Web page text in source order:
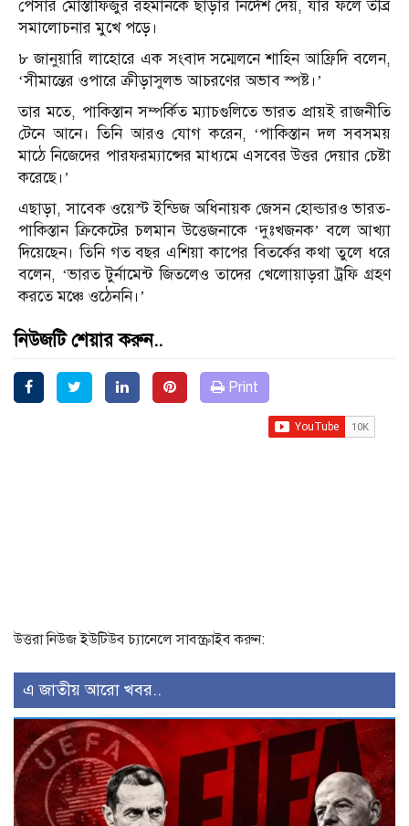
পেসার মোস্তাফিজুর রহমানকে ছাড়ার নির্দেশ দেয়, যার ফলে তীব্র
সমালোচনার মুখে পড়ে।
৮ জানুয়ারি লাহোরে এক সংবাদ সম্মেলনে শাহিন আফ্রিদি বলেন,
‘সীমান্তের ওপারে ক্রীড়াসুলভ আচরণের অভাব স্পষ্ট।’
তার মতে, পাকিস্তান সম্পর্কিত ম্যাচগুলিতে ভারত প্রায়ই রাজনীতি
টেনে আনে। তিনি আরও যোগ করেন, ‘পাকিস্তান দল সবসময়
মাঠে নিজেদের পারফরম্যান্সের মাধ্যমে এসবের উত্তর দেয়ার চেষ্টা
করেছে।’
এছাড়া, সাবেক ওয়েস্ট ইন্ডিজ অধিনায়ক জেসন হোল্ডারও ভারত-
পাকিস্তান ক্রিকেটের চলমান উত্তেজনাকে ‘দুঃখজনক’ বলে আখ্যা
দিয়েছেন। তিনি গত বছর এশিয়া কাপের বিতর্কের কথা তুলে ধরে
বলেন, ‘ভারত টুর্নামেন্ট জিতলেও তাদের খেলোয়াড়রা ট্রফি গ্রহণ
করতে মঞ্চে ওঠেননি।’
নিউজটি শেয়ার করুন..
Print
উত্তরা নিউজ ইউটিউব চ্যানেলে সাবস্ক্রাইব করুন:
এ জাতীয় আরো খবর..